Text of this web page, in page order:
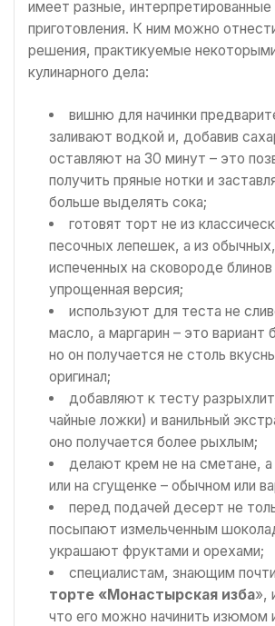
имеет разные, интерпретированные
приготовления. К ним можно
решения, практикуемые
кулинарного дела:
вишню для начинки
заливают водкой и, добавив
оставляют на 30 минут – это
получить пряные нотки и
больше выделять сока;
готовят торт не из
песочных лепешек, а из обычных,
испеченных на сковороде блинов
упрощенная версия;
используют для теста не
масло, а маргарин – это
но он получается не столь
оригинал;
добавляют к тесту
чайные ложки) и ванильный
оно получается более рыхлым;
делают крем не на сметане, а
или на сгущенке – обычном или
перед подачей десерт не
посыпают измельченным
украшают фруктами и орехами;
специалистам, знающим почти
торте «Монастырская изба»,
что его можно начинить изюмом